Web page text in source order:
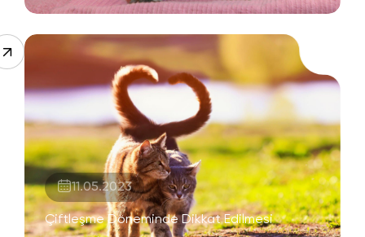
11.05.2023
Çiftleşme Döneminde Dikkat Edilmesi